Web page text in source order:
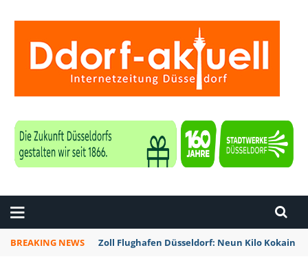
BREAKING NEWS Zoll Flughafen Düsseldorf: Neun Kilo Kokain